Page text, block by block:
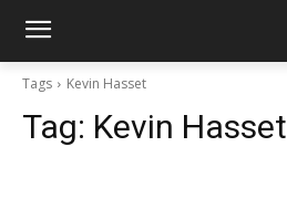
Tags Kevin Hasset
Tag: Kevin Hasset